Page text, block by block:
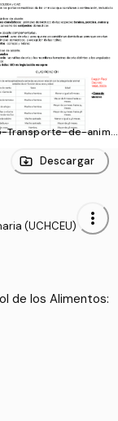
Transporte-de-anima
Descargar
(UCHCEU) more_vert
de los Alimentos: